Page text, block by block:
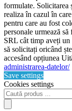
formulate. Solicitarea
realiza în cazul în
pentru care au fost
personale urmează
SRL cât timp aveți
să solicitați oricând
accesând opțiunea
administrarea-datelor/
Save settings
Cookies settings
Products
search